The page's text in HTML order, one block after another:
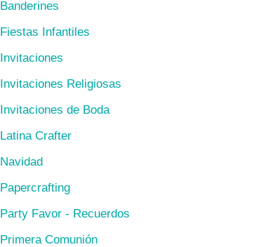
Banderines
Fiestas Infantiles
Invitaciones
Invitaciones Religiosas
Invitaciones de Boda
Latina Crafter
Navidad
Papercrafting
Party Favor - Recuerdos
Primera Comunión